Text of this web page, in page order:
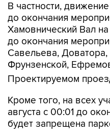
В частности,
до окончания
Хамовнический Вал
до окончания
Савельева, Доватора,
Фрунзенской,
Проектируемом
Кроме того, на всех
августа с 00:01 до
будет запрещена